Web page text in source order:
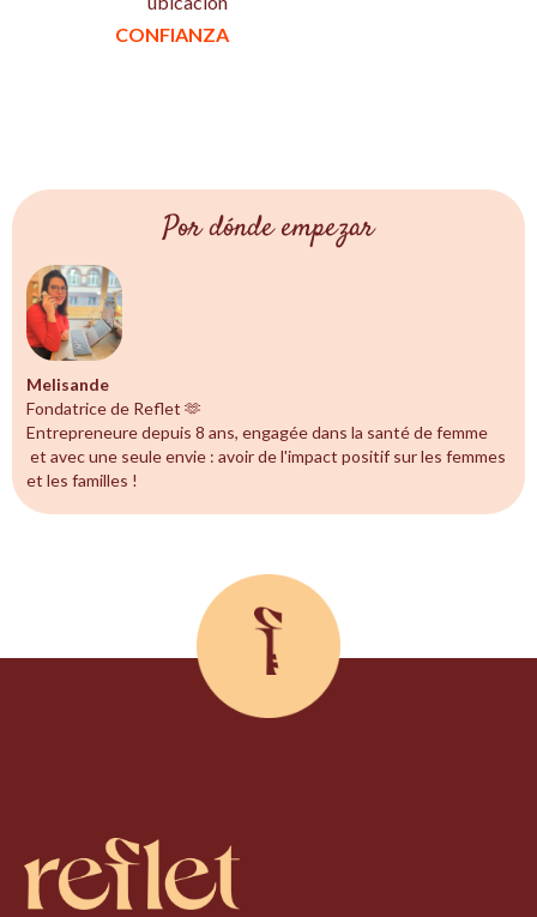
CONFIANZA
Por dónde empezar
Melisande
Fondatrice de Reflet 🫶
Entrepreneure depuis 8 ans, engagée dans la santé de femme
et avec une seule envie : avoir de l'impact positif sur les femmes
et les familles !